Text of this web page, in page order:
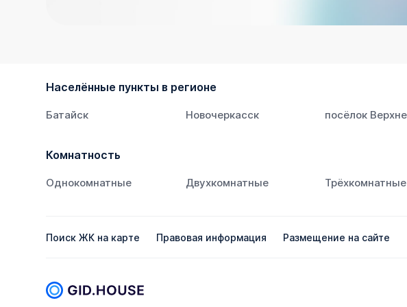
Населённые пункты в регионе
Батайск Новочеркасск
Комнатность
Однокомнатные Двухкомнатные Трёхкомнатные
Поиск ЖК на карте Правовая информация Размещение на сайте